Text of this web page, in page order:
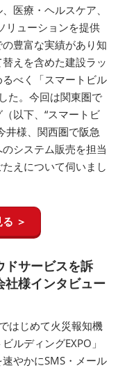
医療・ヘルスケア、
リューションを提供
豊富な実績があり知
えを含めた建設ラッ
べく「スマートビル
た。今回は関東圏で
以下、“スマートビ
井様、関西圏で阪急
システム販売を担当
えについて伺いまし
＞
ドサービスを訴
社様インタビュー
はじめて火災報知機
ルディングEXPO」
やかにSMS・メール